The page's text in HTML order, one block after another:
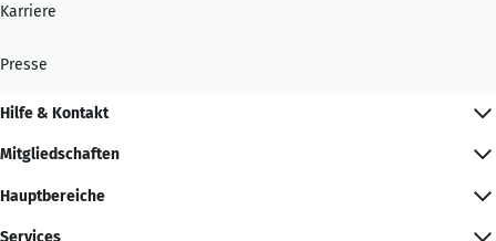
Karriere
Presse
Hilfe & Kontakt
Mitgliedschaften
Hauptbereiche
Services